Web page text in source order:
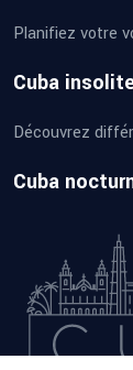
Planifiez votre
Cuba
Découvrez
Cuba